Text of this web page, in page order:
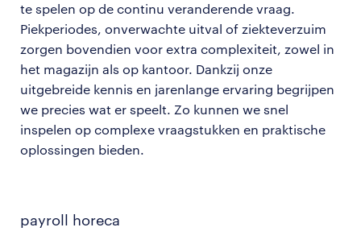
te spelen op de continu veranderende vraag.
Piekperiodes, onverwachte uitval of ziekteverzuim
zorgen bovendien voor extra complexiteit, zowel in
het magazijn als op kantoor. Dankzij onze
uitgebreide kennis en jarenlange ervaring begrijpen
we precies wat er speelt. Zo kunnen we snel
inspelen op complexe vraagstukken en praktische
oplossingen bieden.
payroll horeca